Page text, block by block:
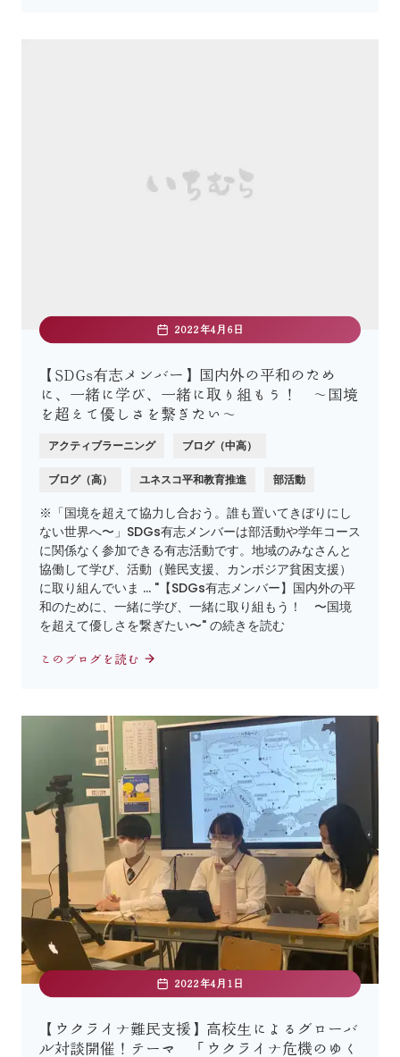
2022年4月6日
【SDGs有志メンバー】国内外の平和のため
に、一緒に学び、一緒に取り組もう！ 〜国境
を超えて優しさを繋ぎたい〜
アクティブラーニング ブログ（中高）
ブログ（高） ユネスコ平和教育推進 部活動
※「国境を超えて協力し合おう。誰も置いてきぼりにし
ない世界へ〜」SDGs有志メンバーは部活動や学年コース
に関係なく参加できる有志活動です。地域のみなさんと
協働して学び、活動（難民支援、カンボジア貧困支援）
に取り組んでいま … "【SDGs有志メンバー】国内外の平
和のために、一緒に学び、一緒に取り組もう！ 〜国境
を超えて優しさを繋ぎたい〜" の続きを読む
このブログを読む
2022年4月1日
【ウクライナ難民支援】高校生によるグローバ
ル対談開催！テーマ 「ウクライナ危機のゆく